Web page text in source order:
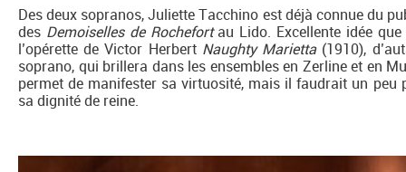
Des deux sopranos, Juliette Tacchino est déjà connue du
des Demoiselles de Rochefortau Lido. Excellente idée
l’opérette de Victor Herbert Naughty Marietta(1910),
soprano, qui brillera dans les ensembles en Zerline et en
permet de manifester sa virtuosité, mais il faudrait un
sa dignité de reine.